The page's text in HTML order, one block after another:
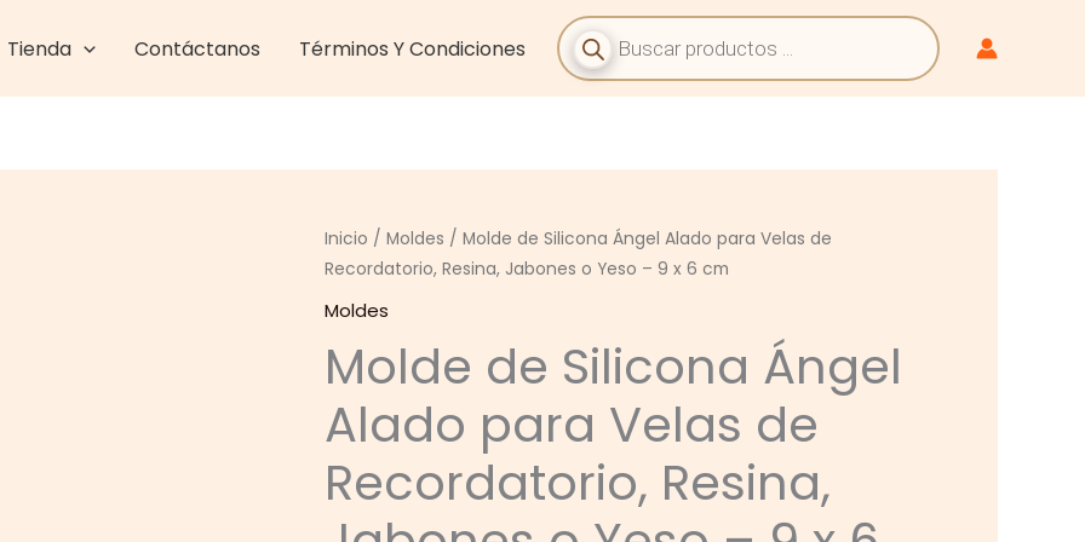
Tienda Contáctanos Términos Y Condiciones
Búsqueda
De
Productos
Inicio /Moldes / Molde de Silicona Ángel Alado para Velas de
Recordatorio, Resina, Jabones o Yeso – 9 x 6 cm
Moldes
Molde de Silicona Ángel
Alado para Velas de
Recordatorio, Resina,